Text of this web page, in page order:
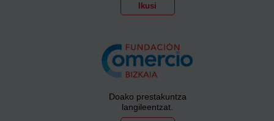
Ikusi
Doako prestakuntza
langileentzat.